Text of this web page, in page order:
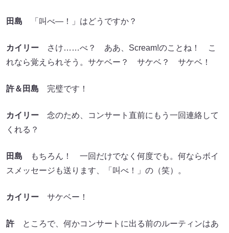
田島 「叫べ―！」はどうですか？
カイリー さけ……べ？ ああ、Scream!のことね！ こ
れなら覚えられそう。サケベー？ サケベ？ サケベ！
許＆田島 完璧です！
カイリー 念のため、コンサート直前にもう一回連絡して
くれる？
田島 もちろん！ 一回だけでなく何度でも。何ならボイ
スメッセージも送ります、「叫べ！」の（笑）。
カイリー サケベー！
許ところで、何かコンサートに出る前のルーティンはあ